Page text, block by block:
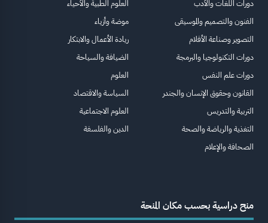
دورات اللغات والأدب
الفنون والتصميم والموسيقى
التصوير وصناعة الأفلام
دورات التكنولوجيا والبرمجة
دورات علم النفس
القانون وحقوق الإنسان والجندر
التربية والتدريس
التغذية والرياضة والصحة
الصحافة والإعلام
العلوم الطبية والأحياء
موضة وأزياء
ريادة الأعمال والابتكار
الضيافة والسياحة
العلوم
السياسة والاقتصاد
العلوم الاجتماعية
الدين والفلسفة
منح دراسية بحسب مكان المنحة